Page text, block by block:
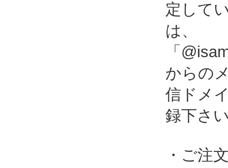
定して
は、
「
からの
信ドメ
録下さ
・ご注